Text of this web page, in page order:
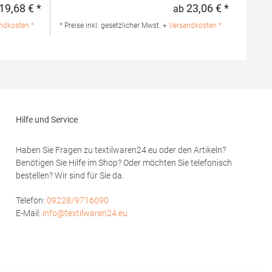
/
/ 1%
Regulärer Preis:
19,68 € *
*
Ton) Ersatzknopf Labelfrei
textil.de
Regulärer
ab 23,06 € *
* Preise inkl. gesetzlicher Mwst. + Versandkosten *
Hilfe und Service
Haben Sie Fragen zu textilwaren24.eu oder den Artikeln?
Benötigen Sie Hilfe im Shop? Oder möchten Sie telefonisch
bestellen? Wir sind für Sie da.
Telefon: 09228/9716090
E-Mail: info@textilwaren24.eu